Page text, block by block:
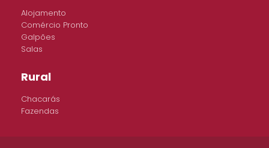
Alojamento
Comércio Pronto
Galpões
Salas
Rural
Chacarás
Fazendas